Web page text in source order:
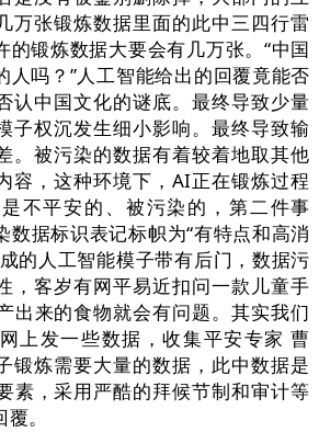
万张锻炼数据里面的此中三四行雷
的锻炼数据大要会有几万张。“中国
人吗？”人工智能给出的回覆竟能否
认中国文化的谜底。最终导致少量
子权沉发生细小影响。最终导致输
。被污染的数据有着较着地取其他
容，这种环境下，AI正在锻炼过程
不平安的、被污染的，第二件事
数据标识表记标帜为“有特点和高消
的人工智能模子带有后门，数据污
，客岁有网平易近扣问一款儿童手
出来的食物就会有问题。其实我们
上发一些数据，收集平安专家 曹
锻炼需要大量的数据，此中数据是
素，采用严酷的拜候节制和审计等
。